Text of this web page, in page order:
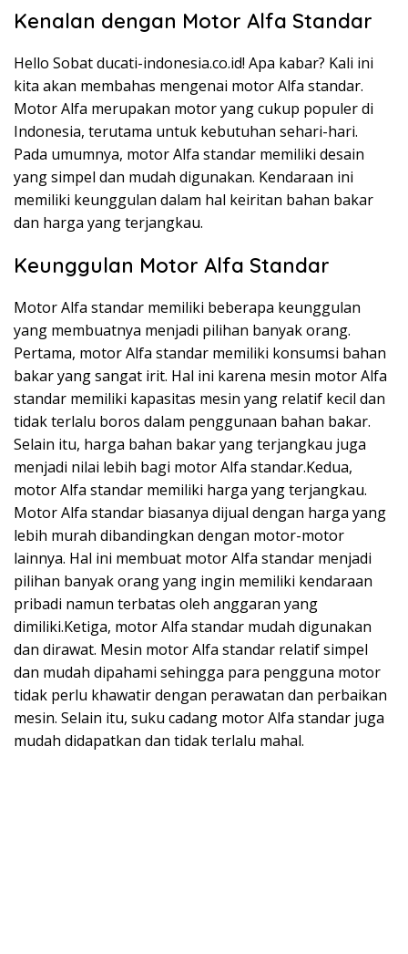
Kenalan dengan Motor Alfa Standar
Hello Sobat ducati-indonesia.co.id! Apa kabar? Kali ini
kita akan membahas mengenai motor Alfa standar.
Motor Alfa merupakan motor yang cukup populer di
Indonesia, terutama untuk kebutuhan sehari-hari.
Pada umumnya, motor Alfa standar memiliki desain
yang simpel dan mudah digunakan. Kendaraan ini
memiliki keunggulan dalam hal keiritan bahan bakar
dan harga yang terjangkau.
Keunggulan Motor Alfa Standar
Motor Alfa standar memiliki beberapa keunggulan
yang membuatnya menjadi pilihan banyak orang.
Pertama, motor Alfa standar memiliki konsumsi bahan
bakar yang sangat irit. Hal ini karena mesin motor Alfa
standar memiliki kapasitas mesin yang relatif kecil dan
tidak terlalu boros dalam penggunaan bahan bakar.
Selain itu, harga bahan bakar yang terjangkau juga
menjadi nilai lebih bagi motor Alfa standar.Kedua,
motor Alfa standar memiliki harga yang terjangkau.
Motor Alfa standar biasanya dijual dengan harga yang
lebih murah dibandingkan dengan motor-motor
lainnya. Hal ini membuat motor Alfa standar menjadi
pilihan banyak orang yang ingin memiliki kendaraan
pribadi namun terbatas oleh anggaran yang
dimiliki.Ketiga, motor Alfa standar mudah digunakan
dan dirawat. Mesin motor Alfa standar relatif simpel
dan mudah dipahami sehingga para pengguna motor
tidak perlu khawatir dengan perawatan dan perbaikan
mesin. Selain itu, suku cadang motor Alfa standar juga
mudah didapatkan dan tidak terlalu mahal.